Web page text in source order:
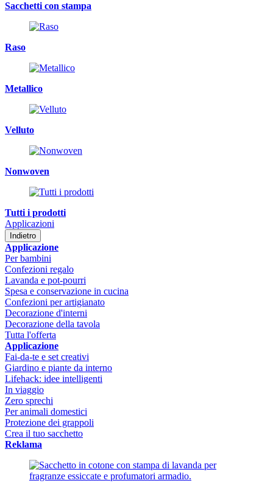
Sacchetti con stampa
Raso
Metallico
Velluto
Nonwoven
Tutti i prodotti
Applicazioni
Indietro
Applicazione
Per bambini
Confezioni regalo
Lavanda e pot-pourri
Spesa e conservazione in cucina
Confezioni per artigianato
Decorazione d'interni
Decorazione della tavola
Tutta l'offerta
Applicazione
Fai-da-te e set creativi
Giardino e piante da interno
Lifehack: idee intelligenti
In viaggio
Zero sprechi
Per animali domestici
Protezione dei grappoli
Crea il tuo sacchetto
Reklama